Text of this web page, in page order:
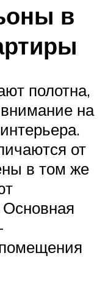
в
полотна,
на
от
в том же
Основная